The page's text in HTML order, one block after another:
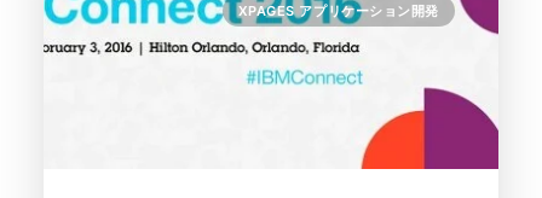
XPAGES アプリケーション開発